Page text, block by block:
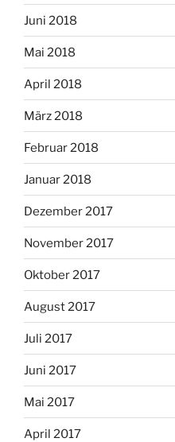
Juni 2018
Mai 2018
April 2018
März 2018
Februar 2018
Januar 2018
Dezember 2017
November 2017
Oktober 2017
August 2017
Juli 2017
Juni 2017
Mai 2017
April 2017